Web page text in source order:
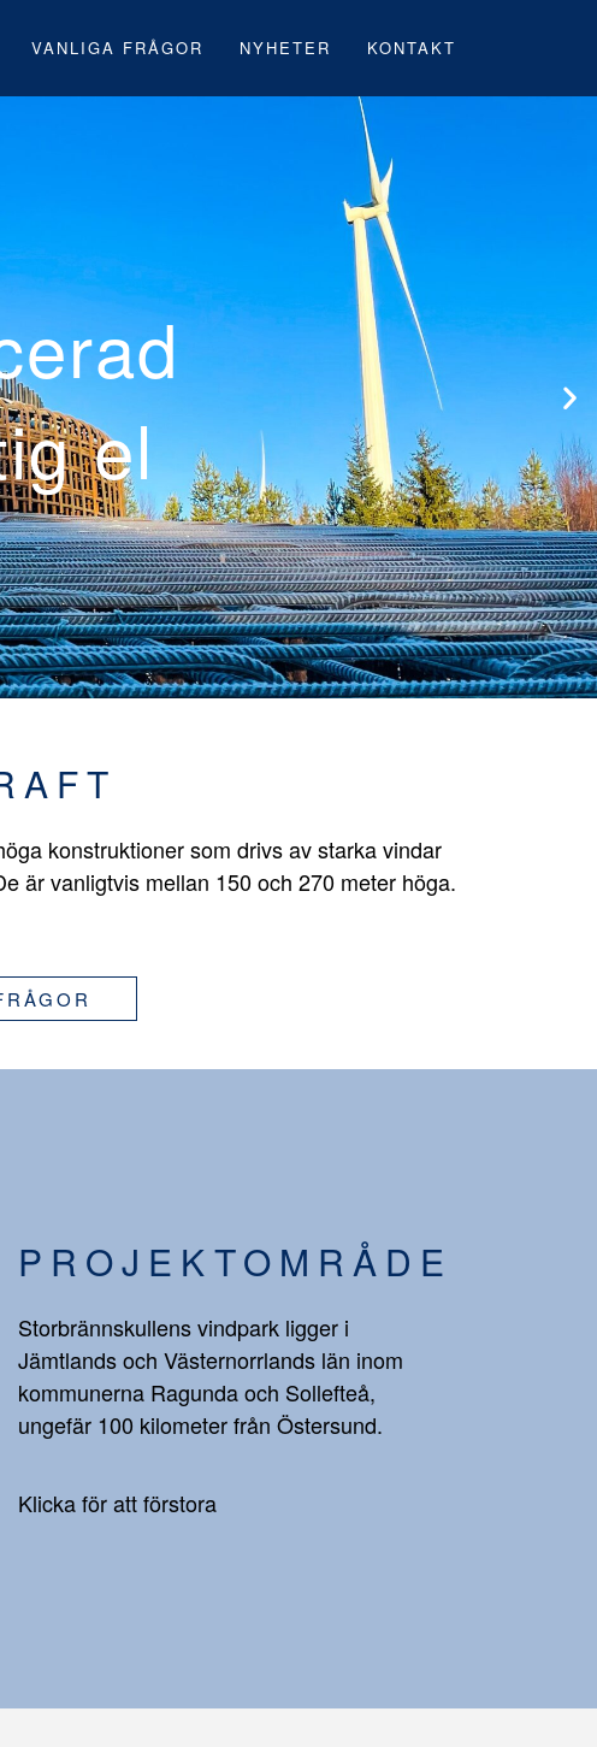
VANLIGA FRÅGOR NYHETER KONTAKT
första
under
konstruktioner som drivs av starka vindar
är vanligtvis mellan 150 och 270 meter höga.
PROJEKTOMRÅDE
Storbrännskullens vindpark ligger i
Jämtlands och Västernorrlands län inom
kommunerna Ragunda och Sollefteå,
ungefär 100 kilometer från Östersund.
Klicka för att förstora